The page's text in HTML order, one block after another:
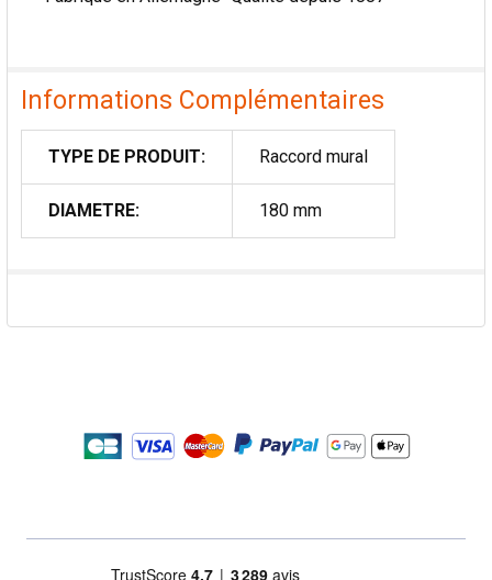
Informations Complémentaires
TYPE DE PRODUIT: Raccord mural
DIAMETRE: 180 mm